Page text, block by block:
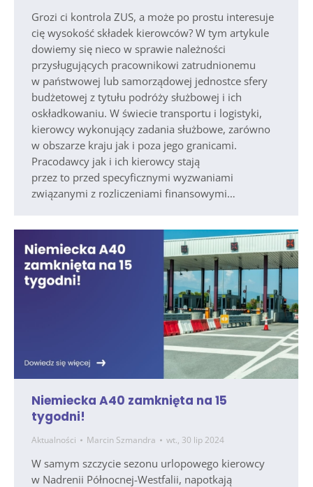
Grozi ci kontrola ZUS, a może po prostu interesuje
cię wysokość składek kierowców? W tym artykule
dowiemy się nieco w sprawie należności
przysługujących pracownikowi zatrudnionemu
w państwowej lub samorządowej jednostce sfery
budżetowej z tytułu podróży służbowej i ich
oskładkowaniu. W świecie transportu i logistyki,
kierowcy wykonujący zadania służbowe, zarówno
w obszarze kraju jak i poza jego granicami.
Pracodawcy jak i ich kierowcy stają
przez to przed specyficznymi wyzwaniami
związanymi z rozliczeniami finansowymi…
Niemiecka A40 zamknięta na 15
tygodni!
Aktualności Marcin Szmandra wt., 30 lip 2024
W samym szczycie sezonu urlopowego kierowcy
w Nadrenii Północnej-Westfalii, napotkają